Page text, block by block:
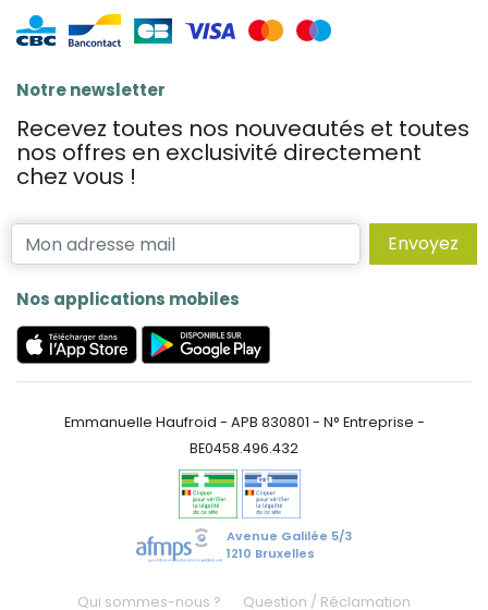
Notre newsletter
Recevez toutes nos nouveautés et toutes
nos offres en exclusivité directement
chez vous !
Envoyez
Nos applications mobiles
Emmanuelle Haufroid - APB 830801 - N° Entreprise -
BE0458.496.432
Avenue Galilée 5/3
1210 Bruxelles
Qui sommes-nous ? Question / Réclamation